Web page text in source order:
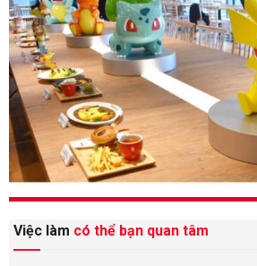
Việc làm có thể bạn quan tâm